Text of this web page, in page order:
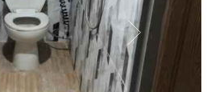
Untuk hasil simulasi
pada kotak-
Simpan